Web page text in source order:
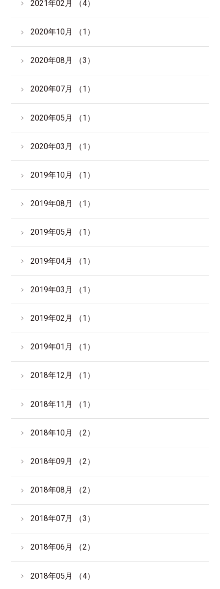
2021年02月 （4）
2020年10月 （1）
2020年08月 （3）
2020年07月 （1）
2020年05月 （1）
2020年03月 （1）
2019年10月 （1）
2019年08月 （1）
2019年05月 （1）
2019年04月 （1）
2019年03月 （1）
2019年02月 （1）
2019年01月 （1）
2018年12月 （1）
2018年11月 （1）
2018年10月 （2）
2018年09月 （2）
2018年08月 （2）
2018年07月 （3）
2018年06月 （2）
2018年05月 （4）